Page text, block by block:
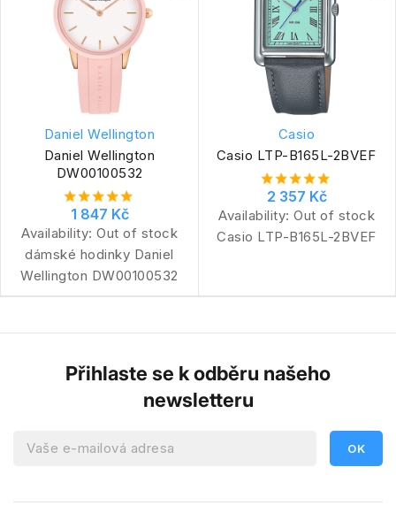
Daniel Wellington
Daniel Wellington
DW00100532
1 847 Kč
Availability: Out of stock
dámské hodinky Daniel
Wellington DW00100532
Casio
Casio LTP-B165L-2BVEF
2 357 Kč
Availability: Out of stock
Casio LTP-B165L-2BVEF
Přihlaste se k odběru našeho
newsletteru